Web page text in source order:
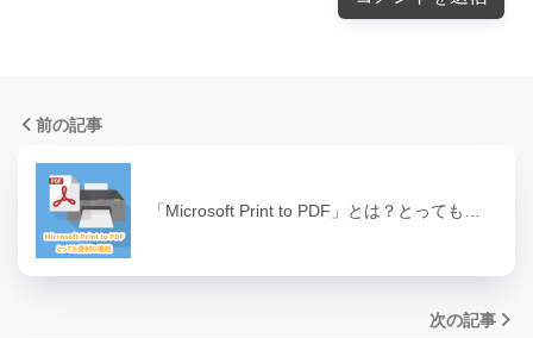
前の記事
「Microsoft Print to PDF」とは？とっても…
次の記事